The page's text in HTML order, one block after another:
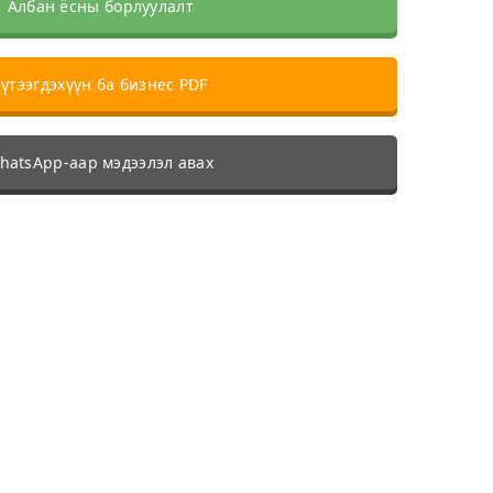
Албан ёсны борлуулалт
ба бизнес PDF
аар мэдээлэл авах